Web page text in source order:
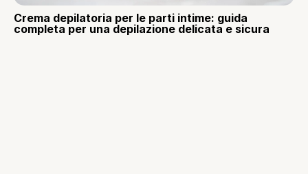
Crema depilatoria per le parti intime: guida
completa per una depilazione delicata e sicura